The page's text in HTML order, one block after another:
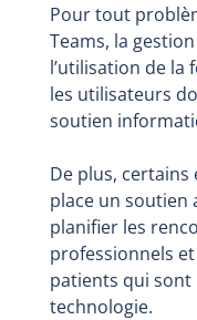
Pour tout
Teams, la
l’utilisation de la
les utilisateurs
soutien
De plus,
place un
planifier les
professionnels
patients qui sont
technologie.